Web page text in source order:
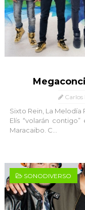
Carlos
Sixto Rein, La Melodía
Elís “volarán
Maracaibo. C...
SONODIVERSO